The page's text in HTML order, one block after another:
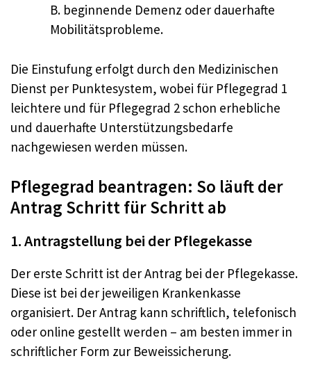
B. beginnende Demenz oder dauerhafte
Mobilitätsprobleme.
Die Einstufung erfolgt durch den Medizinischen
Dienst per Punktesystem, wobei für Pflegegrad 1
leichtere und für Pflegegrad 2 schon erhebliche
und dauerhafte Unterstützungsbedarfe
nachgewiesen werden müssen.
Pflegegrad beantragen: So läuft der
Antrag Schritt für Schritt ab
1. Antragstellung bei der Pflegekasse
Der erste Schritt ist der Antrag bei der Pflegekasse.
Diese ist bei der jeweiligen Krankenkasse
organisiert. Der Antrag kann schriftlich, telefonisch
oder online gestellt werden – am besten immer in
schriftlicher Form zur Beweissicherung.